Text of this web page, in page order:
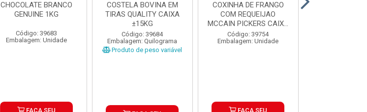
CHOCOLATE BRANCO
GENUINE 1KG
Código: 39683
Embalagem: Unidade
FAÇA SEU
COSTELA BOVINA EM
TIRAS QUALITY CAIXA
±15KG
Código: 39684
Embalagem: Quilograma
Produto de peso variável
COXINHA DE FRANGO
COM REQUEIJAO
MCCAIN PICKERS CAIXA
6X1,05K...
Código: 39754
Embalagem: Unidade
FAÇA SEU